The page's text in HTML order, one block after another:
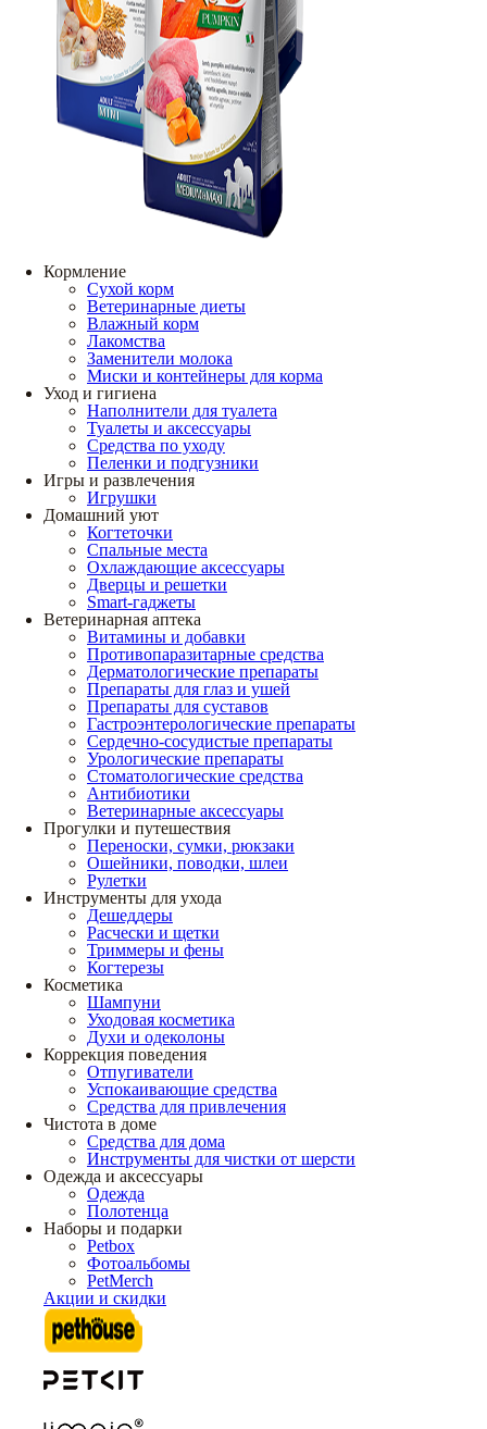
Кормление
Сухой корм
Ветеринарные диеты
Влажный корм
Лакомства
Заменители молока
Миски и контейнеры для корма
Уход и гигиена
Наполнители для туалета
Туалеты и аксессуары
Средства по уходу
Пеленки и подгузники
Игры и развлечения
Игрушки
Домашний уют
Когтеточки
Спальные места
Охлаждающие аксессуары
Дверцы и решетки
Smart-гаджеты
Ветеринарная аптека
Витамины и добавки
Противопаразитарные средства
Дерматологические препараты
Препараты для глаз и ушей
Препараты для суставов
Гастроэнтерологические препараты
Сердечно-сосудистые препараты
Урологические препараты
Стоматологические средства
Антибиотики
Ветеринарные аксессуары
Прогулки и путешествия
Переноски, сумки, рюкзаки
Ошейники, поводки, шлеи
Рулетки
Инструменты для ухода
Дешеддеры
Расчески и щетки
Триммеры и фены
Когтерезы
Косметика
Шампуни
Уходовая косметика
Духи и одеколоны
Коррекция поведения
Отпугиватели
Успокаивающие средства
Средства для привлечения
Чистота в доме
Средства для дома
Инструменты для чистки от шерсти
Одежда и аксессуары
Одежда
Полотенца
Наборы и подарки
Petbox
Фотоальбомы
PetMerch
Акции и скидки